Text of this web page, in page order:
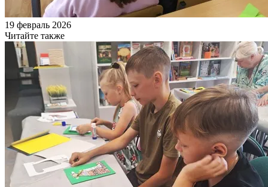
19 февраль 2026
Читайте также